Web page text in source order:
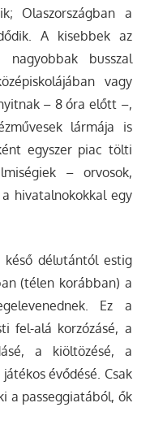
Olaszországban a
A kisebbek az
busszal
vagy
– 8 óra előtt –,
lármája is
egyszer piac tölti
– orvosok,
hivatalnokokkal egy
késő délutántól estig
(télen korábban) a
Ez a
fel-alá korzózásé, a
a kiöltözésé, a
évődésé. Csak
a passeggiatából, ők